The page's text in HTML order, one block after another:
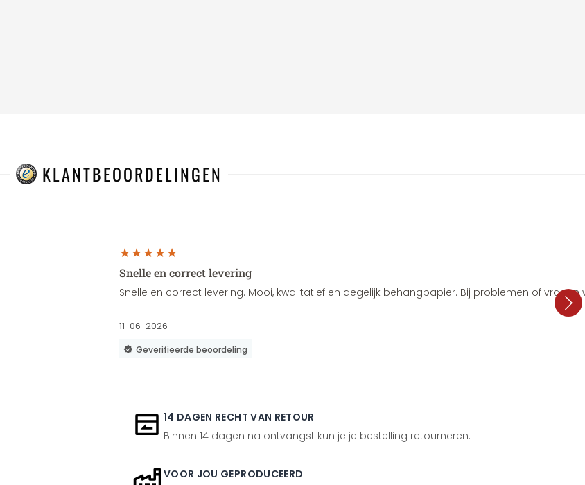
KLANTBEOORDELINGEN
Snelle en correct levering
Snelle en correct levering. Mooi, kwalitatief en degelijk behangpapier. Bij problemen of
11-06-2026
Geverifieerde beoordeling
14 DAGEN RECHT VAN RETOUR
Binnen 14 dagen na ontvangst kun je je bestelling retourneren.
VOOR JOU GEPRODUCEERD